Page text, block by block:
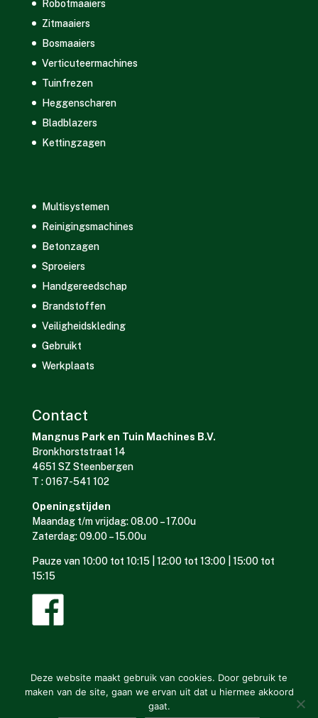
Robotmaaiers
Zitmaaiers
Bosmaaiers
Verticuteermachines
Tuinfrezen
Heggenscharen
Bladblazers
Kettingzagen
Multisystemen
Reinigingsmachines
Betonzagen
Sproeiers
Handgereedschap
Brandstoffen
Veiligheidskleding
Gebruikt
Werkplaats
Contact
Mangnus Park en Tuin Machines B.V.
Bronkhorststraat 14
4651 SZ Steenbergen
T : 0167-541 102
Openingstijden
Maandag t/m vrijdag: 08.00 – 17.00u
Zaterdag: 09.00 – 15.00u
Pauze van 10:00 tot 10:15 | 12:00 tot 13:00 | 15:00 tot
15:15
Mangnus Park en Tuin Machines © ontwerp en bouw website:
Deze website maakt gebruik van cookies. Door gebruik te
maken van de site, gaan we ervan uit dat u hiermee akkoord
gaat.